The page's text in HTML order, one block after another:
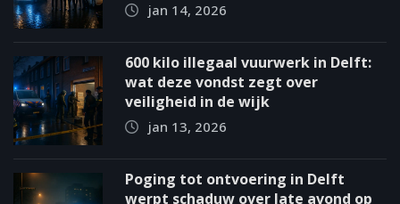
jan 14, 2026
600 kilo illegaal vuurwerk in Delft:
wat deze vondst zegt over
veiligheid in de wijk
jan 13, 2026
Poging tot ontvoering in Delft
werpt schaduw over late avond op